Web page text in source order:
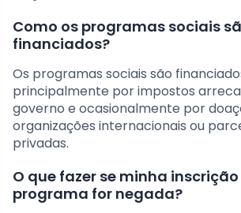
Como os programas sociais
financiados?
Os programas sociais são
principalmente por impostos
governo e ocasionalmente por
organizações internacionais ou
privadas.
O que fazer se minha
programa for negada?